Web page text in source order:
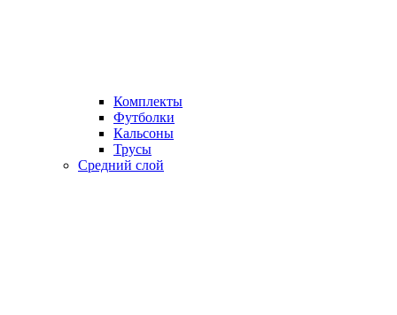
Комплекты
Футболки
Кальсоны
Трусы
Средний слой